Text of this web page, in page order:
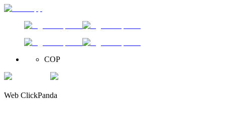
COP
Web ClickPanda